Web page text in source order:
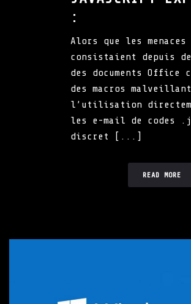
:
Alors que les menaces
consistaient depuis
des documents Office
des macros
l’utilisation
les e-mail de codes
discret [...]
READ MORE